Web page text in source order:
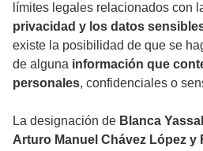
límites legales relacionados con
privacidad y los datos
existe la posibilidad de que se
de alguna información que
personales, confidenciales o
La designación de Blanca
Arturo Manuel Chávez López y